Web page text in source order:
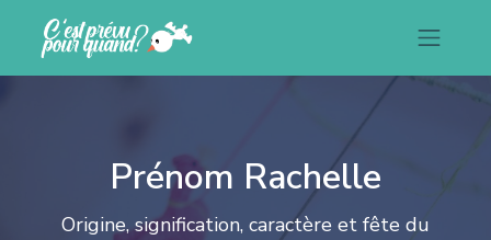
Prénom Rachelle
Origine, signification, caractère et fête du